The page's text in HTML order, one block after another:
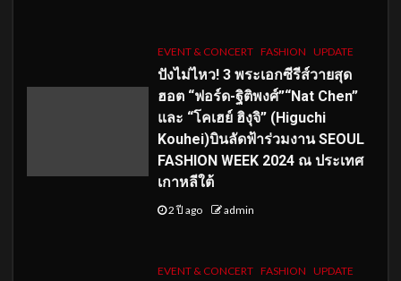
EVENT & CONCERT FASHION UPDATE
ปังไม่ไหว! 3 พระเอกซีรีส์วายสุด
ฮอต “ฟอร์ด-ฐิติพงศ์”“Nat Chen”
และ “โคเฮย์ ฮิงุจิ” (Higuchi
Kouhei)บินลัดฟ้าร่วมงาน SEOUL
FASHION WEEK 2024 ณ ประเทศ
เกาหลีใต้
2 ปี ago admin
EVENT & CONCERT FASHION UPDATE